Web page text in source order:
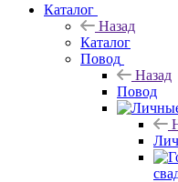
Каталог
Назад
Каталог
Повод
Назад
Повод